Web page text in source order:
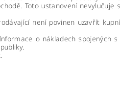
Toto ustanovení nevylučuje
není povinen uzavřít
o nákladech spojených